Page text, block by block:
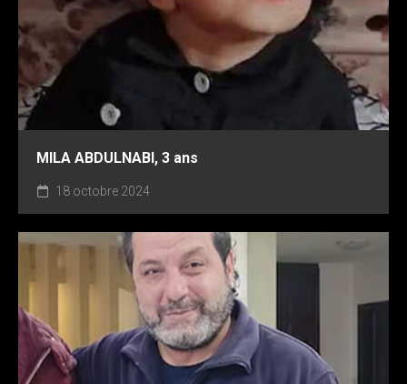
MILA ABDULNABI, 3 ans
18 octobre 2024